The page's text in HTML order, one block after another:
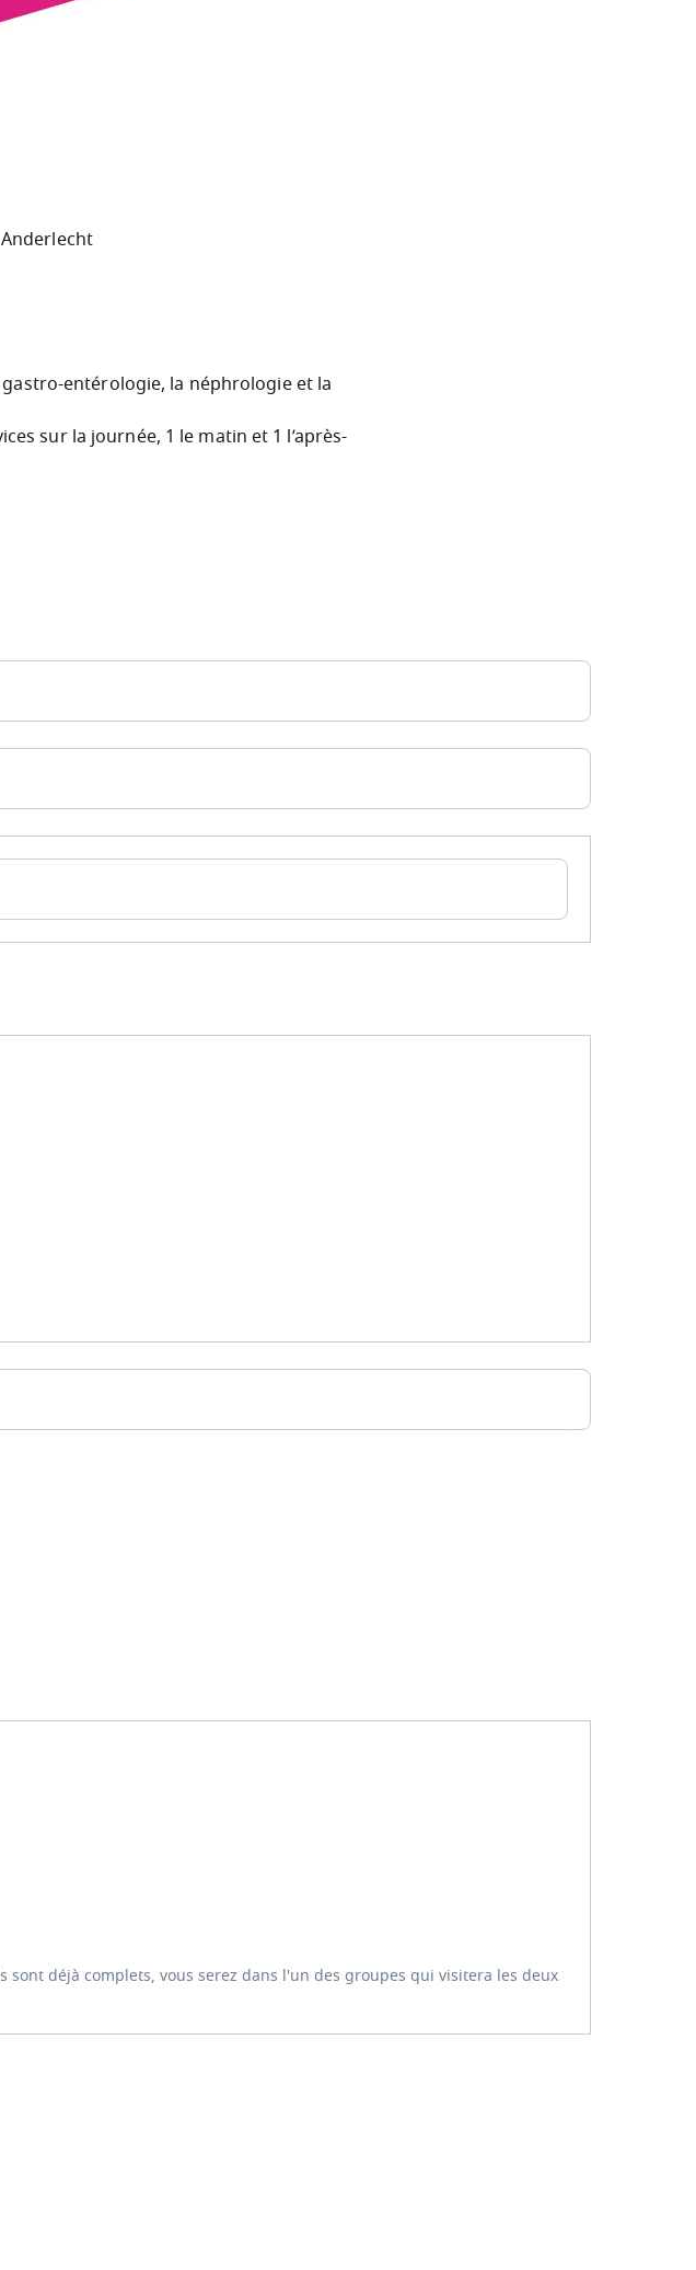
Anderlecht
entérologie, la néphrologie et la
sur la journée, 1 le matin et 1 l’après-
déjà complets, vous serez dans l'un des groupes qui visitera les deux